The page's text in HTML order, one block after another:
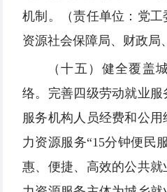
机制。（责任单位：党
资源社会保障局、财政局
（十五）健全覆盖
络。完善四级劳动就业
服务机构人员经费和公
力资源服务“15分钟便民
惠、便捷、高效的公共